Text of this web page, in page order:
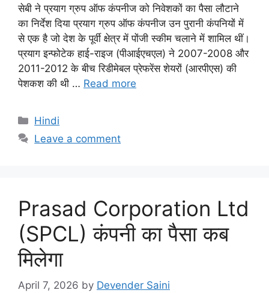
सेबी ने प्रयाग ग्रुप ऑफ कंपनीज को निवेशकों का पैसा लौटाने
का निर्देश दिया प्रयाग ग्रुप ऑफ कंपनीज उन पुरानी कंपनियों में
से एक है जो देश के पूर्वी क्षेत्र में पोंजी स्कीम चलाने में शामिल थीं।
प्रयाग इन्फोटेक हाई-राइज (पीआईएचएल) ने 2007-2008 और
2011-2012 के बीच रिडीमेबल प्रेफरेंस शेयरों (आरपीएस) की
पेशकश की थी … Read more
Categories
Hindi
Leave a comment
Prasad Corporation Ltd
(SPCL) कंपनी का पैसा कब
मिलेगा
April 7, 2026 by Devender Saini